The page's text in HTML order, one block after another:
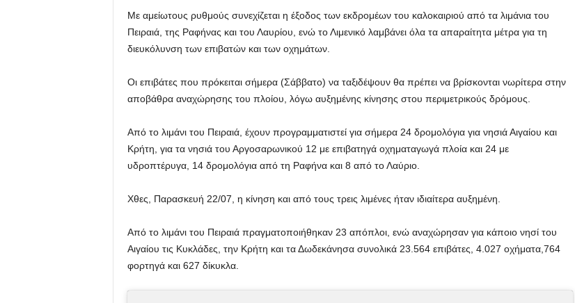
Με αμείωτους ρυθμούς συνεχίζεται η έξοδος των εκδρομέων του καλοκαιριού από τα λιμάνια του
Πειραιά, της Ραφήνας και του Λαυρίου, ενώ το Λιμενικό λαμβάνει όλα τα απαραίτητα μέτρα για τη
διευκόλυνση των επιβατών και των οχημάτων.
Οι επιβάτες που πρόκειται σήμερα (Σάββατο) να ταξιδέψουν θα πρέπει να βρίσκονται νωρίτερα στην
αποβάθρα αναχώρησης του πλοίου, λόγω αυξημένης κίνησης στου περιμετρικούς δρόμους.
Από το λιμάνι του Πειραιά, έχουν προγραμματιστεί για σήμερα 24 δρομολόγια για νησιά Αιγαίου και
Κρήτη, για τα νησιά του Αργοσαρωνικού 12 με επιβατηγά οχηματαγωγά πλοία και 24 με
υδροπτέρυγα, 14 δρομολόγια από τη Ραφήνα και 8 από το Λαύριο.
Χθες, Παρασκευή 22/07, η κίνηση και από τους τρεις λιμένες ήταν ιδιαίτερα αυξημένη.
Από το λιμάνι του Πειραιά πραγματοποιήθηκαν 23 απόπλοι, ενώ αναχώρησαν για κάποιο νησί του
Αιγαίου τις Κυκλάδες, την Κρήτη και τα Δωδεκάνησα συνολικά 23.564 επιβάτες, 4.027 οχήματα,764
φορτηγά και 627 δίκυκλα.